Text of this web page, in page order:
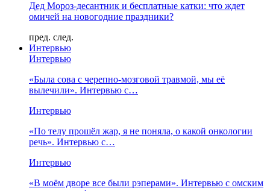
Дед Мороз-десантник и бесплатные катки: что ждет
омичей на новогодние праздники?
пред. след.
Интервью
Интервью
«Была сова с черепно-мозговой травмой, мы её
вылечили». Интервью с…
Интервью
«По телу прошёл жар, я не поняла, о какой онкологии
речь». Интервью с…
Интервью
«В моём дворе все были рэперами». Интервью с омским